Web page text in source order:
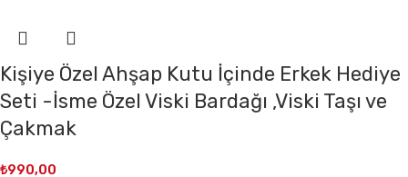
Kişiye Özel Ahşap Kutu İçinde Erkek Hediye
Seti -İsme Özel Viski Bardağı ,Viski Taşı ve
Çakmak
₺990,00